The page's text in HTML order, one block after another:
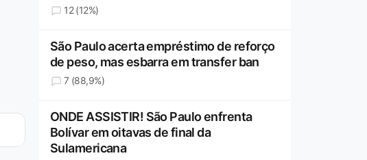
12 (12%)
São Paulo acerta empréstimo de reforço
de peso, mas esbarra em transfer ban
7 (88,9%)
ONDE ASSISTIR! São Paulo enfrenta
Bolívar em oitavas de final da
Sulamericana